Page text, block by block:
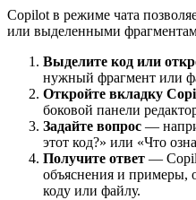
Copilot в режиме чата
или выделенными
Выделите код или
нужный фрагмент или
Откройте вкладку
боковой панели
Задайте вопрос —
этот код?» или «Что
Получите ответ —
объяснения и примеры,
коду или файлу.